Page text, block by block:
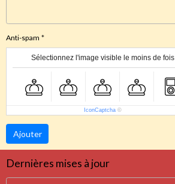
Anti-spam
Sélectionnez l'image visible le moins de fois
IconCaptcha ©
Ajouter
Dernières mises à jour